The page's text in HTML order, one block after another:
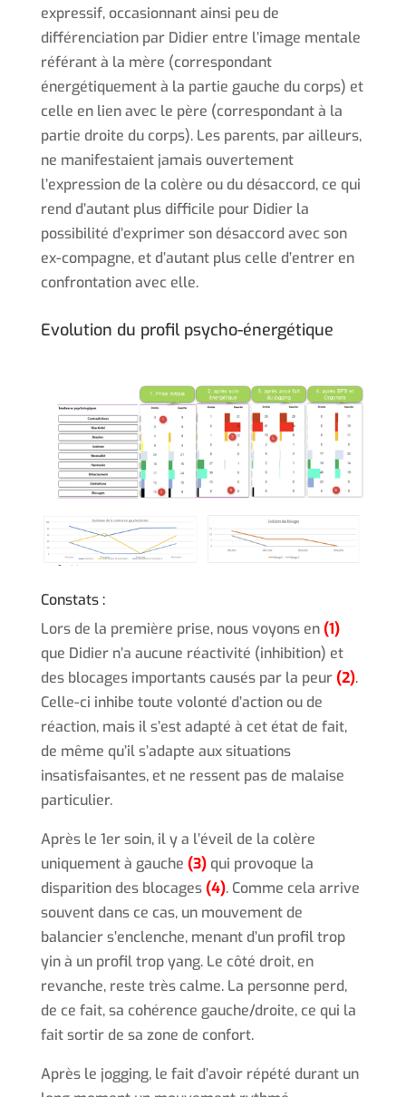
expressif, occasionnant ainsi peu de
différenciation par Didier entre l’image mentale
référant à la mère (correspondant
énergétiquement à la partie gauche du corps) et
celle en lien avec le père (correspondant à la
partie droite du corps). Les parents, par ailleurs,
ne manifestaient jamais ouvertement
l’expression de la colère ou du désaccord, ce qui
rend d’autant plus difficile pour Didier la
possibilité d’exprimer son désaccord avec son
ex-compagne, et d’autant plus celle d’entrer en
confrontation avec elle.
Evolution du profil psycho-énergétique
Constats :
Lors de la première prise, nous voyons en (1)
que Didier n’a aucune réactivité (inhibition) et
des blocages importants causés par la peur (2).
Celle-ci inhibe toute volonté d’action ou de
réaction, mais il s’est adapté à cet état de fait,
de même qu’il s’adapte aux situations
insatisfaisantes, et ne ressent pas de malaise
particulier.
Après le 1er soin, il y a l’éveil de la colère
uniquement à gauche (3)qui provoque la
disparition des blocages (4). Comme cela arrive
souvent dans ce cas, un mouvement de
balancier s’enclenche, menant d’un profil trop
yin à un profil trop yang. Le côté droit, en
revanche, reste très calme. La personne perd,
de ce fait, sa cohérence gauche/droite, ce qui la
fait sortir de sa zone de confort.
Après le jogging, le fait d’avoir répété durant un